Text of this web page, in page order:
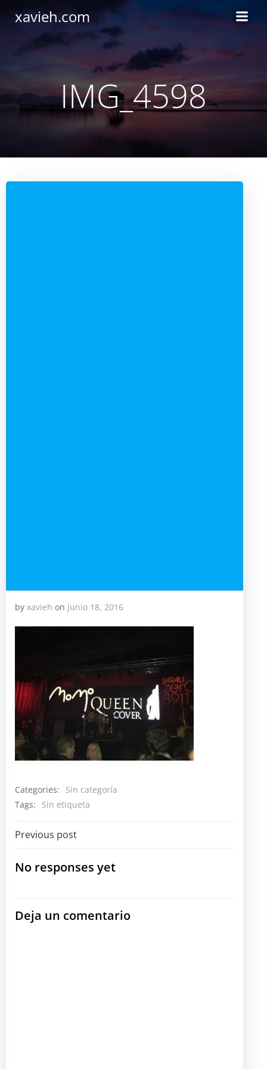
xavieh.com
IMG_4598
by xavieh on junio 18, 2016
Categories:
Sin categoría
Tags:
Sin etiqueta
Navegación
por
entradas
Previous post
No responses yet
Deja un comentario